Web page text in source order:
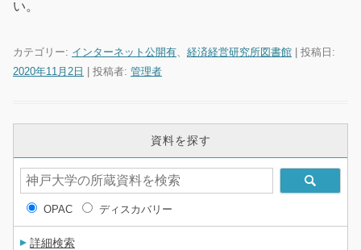
い。
カテゴリー: インターネット公開有、 経済経営研究所図書館 | 投稿日:
2020年11月2日
投稿者: 管理者
資料を探す
OPAC ディスカバリー
詳細検索